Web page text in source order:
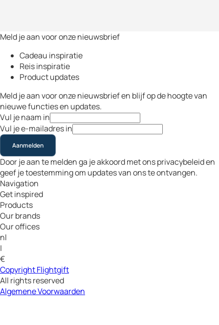
Meld je aan voor onze nieuwsbrief
Cadeau inspiratie
Reis inspiratie
Product updates
Meld je aan voor onze nieuwsbrief en blijf op de hoogte van
nieuwe functies en updates.
Vul je naam in
Vul je e-mailadres in
Aanmelden
Door je aan te melden ga je akkoord met ons privacybeleid en
geef je toestemming om updates van ons te ontvangen.
Navigation
Get inspired
Products
Our brands
Our offices
nl
|
€
Copyright Flightgift
All rights reserved
Algemene Voorwaarden